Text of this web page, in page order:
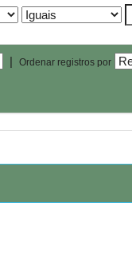
| Ordenar registros por